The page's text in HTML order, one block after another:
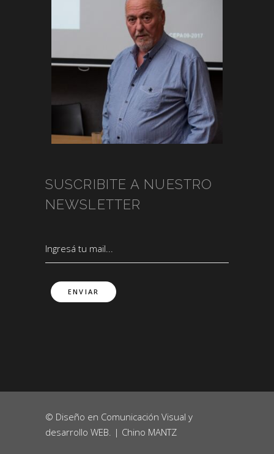
SUSCRIBITE A NUESTRO
NEWSLETTER
© Diseño en Comunicación Visual y
desarrollo WEB. | Chino MANTZ